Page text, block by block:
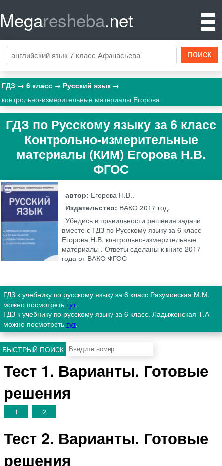
Megaresheba.net
ГДЗ 6 класс
Русский язык
контрольно-измерительные материалы Егорова
ГДЗ по Русскому языку за 6 класс
Контрольно-измерительные
материалы (КИМ) Егорова Н.В.
ФГОС
автор: Егорова Н.В..
Издательство: ВАКО 2017 год.
Убедись в правильности решения задачи
вместе с ГДЗ по Русскому языку за 6 класс
Егорова Н.В. контрольно-измерительные
материалы . Ответы сделаны к книге 2017
года от ВАКО ФГОС
ГДЗ к учебнику по русскому языку за 6 класс Разумовская М.М.
можно посмотреть тут.
ГДЗ к учебнику по русскому языку за 6 класс. Ладыженская Т.А
можно посмотреть тут.
БЫСТРЫЙ ПОИСК
Тест 1. Варианты. Готовые
решения
1 2
Тест 2. Варианты. Готовые
решения